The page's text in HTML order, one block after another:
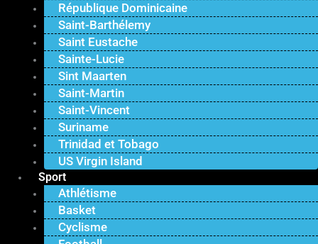
République Dominicaine
Saint-Barthélemy
Saint Eustache
Sainte-Lucie
Sint Maarten
Saint-Martin
Saint-Vincent
Suriname
Trinidad et Tobago
US Virgin Island
Sport
Athlétisme
Basket
Cyclisme